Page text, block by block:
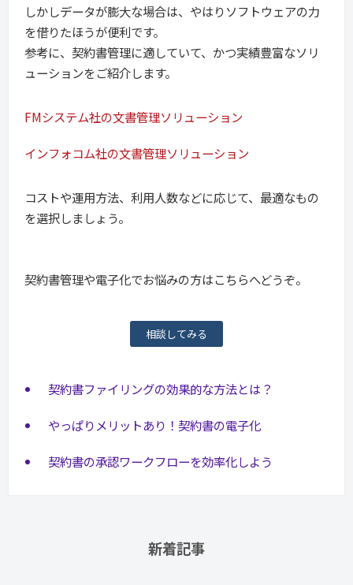
しかしデータが膨大な場合は、やはりソフトウェアの力
を借りたほうが便利です。
参考に、契約書管理に適していて、かつ実績豊富なソリ
ューションをご紹介します。
FMシステム社の文書管理ソリューション
インフォコム社の文書管理ソリューション
コストや運用方法、利用人数などに応じて、最適なもの
を選択しましょう。
契約書管理や電子化でお悩みの方はこちらへどうぞ。
相談してみる
契約書ファイリングの効果的な方法とは？
やっぱりメリットあり！契約書の電子化
契約書の承認ワークフローを効率化しよう
新着記事